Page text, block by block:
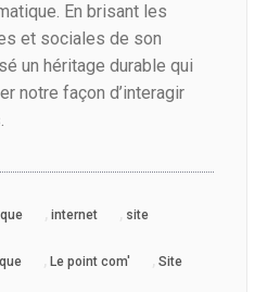
En brisant les
et sociales de son
un héritage durable qui
notre façon d’interagir
internet
site
Le point com'
Site